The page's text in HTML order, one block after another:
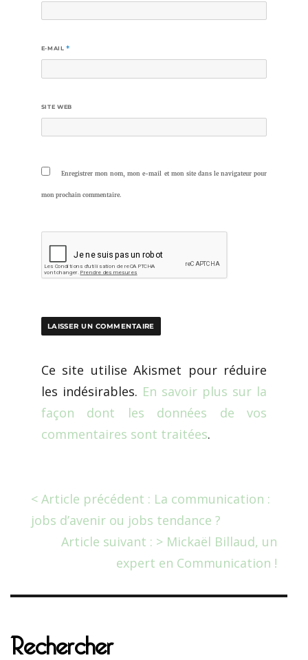
E-MAIL*
SITE WEB
Enregistrer mon nom, mon e-mail et mon site dans le navigateur pour
mon prochain commentaire.
Ce site utilise Akismet pour réduire
les indésirables. En savoir plus sur la
façon dont les données de vos
commentaires sont traitées.
< Article précédent : La communication :
jobs d’avenir ou jobs tendance ?
Article suivant : > Mickaël Billaud, un
expert en Communication !
Rechercher